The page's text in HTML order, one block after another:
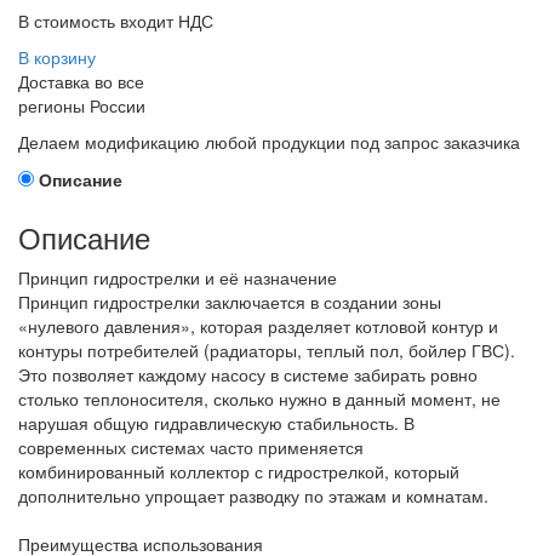
В стоимость входит НДС
В корзину
Доставка во все
регионы России
Делаем модификацию любой продукции под запрос заказчика
Описание
Описание
Принцип гидрострелки и её назначение
Принцип гидрострелки заключается в создании зоны
«нулевого давления», которая разделяет котловой контур и
контуры потребителей (радиаторы, теплый пол, бойлер ГВС).
Это позволяет каждому насосу в системе забирать ровно
столько теплоносителя, сколько нужно в данный момент, не
нарушая общую гидравлическую стабильность. В
современных системах часто применяется
комбинированный коллектор с гидрострелкой, который
дополнительно упрощает разводку по этажам и комнатам.
Преимущества использования